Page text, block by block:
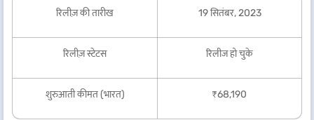
रिलीज़ की तारीख 19 सितंबर, 2023
रिलीज़ स्टेटस रिलीज हो चुके
शुरुआती कीमत (भारत) ₹68,190